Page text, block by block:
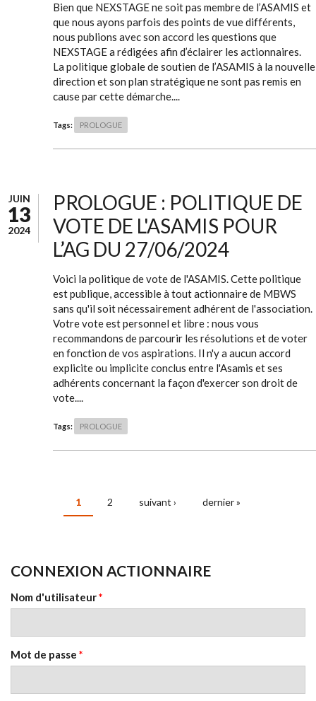
Bien que NEXSTAGE ne soit pas membre de l’ASAMIS et
que nous ayons parfois des points de vue différents,
nous publions avec son accord les questions que
NEXSTAGE a rédigées afin d’éclairer les actionnaires.
La politique globale de soutien de l’ASAMIS à la nouvelle
direction et son plan stratégique ne sont pas remis en
cause par cette démarche....
Tags: PROLOGUE
JUIN
13
2024
PROLOGUE : POLITIQUE DE
VOTE DE L'ASAMIS POUR
L’AG DU 27/06/2024
Voici la politique de vote de l'ASAMIS. Cette politique
est publique, accessible à tout actionnaire de MBWS
sans qu'il soit nécessairement adhérent de l'association.
Votre vote est personnel et libre : nous vous
recommandons de parcourir les résolutions et de voter
en fonction de vos aspirations. Il n'y a aucun accord
explicite ou implicite conclus entre l'Asamis et ses
adhérents concernant la façon d'exercer son droit de
vote....
Tags: PROLOGUE
1 2 suivant › dernier »
CONNEXION ACTIONNAIRE
Nom d'utilisateur*
Mot de passe *